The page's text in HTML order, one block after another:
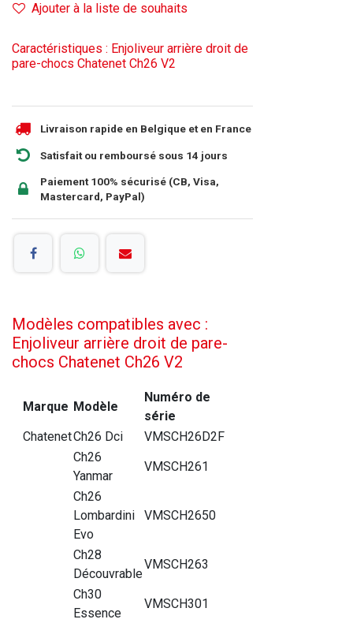
Ajouter à la liste de souhaits
Caractéristiques : Enjoliveur arrière droit de
pare-chocs Chatenet Ch26 V2
Livraison rapide en Belgique et en France
Satisfait ou remboursé sous 14 jours
Paiement 100% sécurisé (CB, Visa,
Mastercard, PayPal)
Modèles compatibles avec :
Enjoliveur arrière droit de pare-
chocs Chatenet Ch26 V2
Marque Modèle
Numéro de
série
ChatenetCh26 Dci
VMSCH26D2F
Ch26
Yanmar
VMSCH261
Ch26
Lombardini
Evo
VMSCH2650
Ch28
Découvrable
VMSCH263
Ch30
Essence
VMSCH301